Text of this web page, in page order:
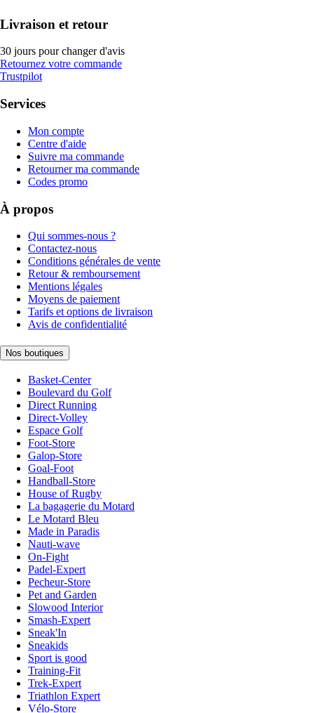
Livraison et retour
30 jours pour changer d'avis
Retournez votre commande
Trustpilot
Services
Mon compte
Centre d'aide
Suivre ma commande
Retourner ma commande
Codes promo
À propos
Qui sommes-nous ?
Contactez-nous
Conditions générales de vente
Retour & remboursement
Mentions légales
Moyens de paiement
Tarifs et options de livraison
Avis de confidentialité
Nos boutiques
Basket-Center
Boulevard du Golf
Direct Running
Direct-Volley
Espace Golf
Foot-Store
Galop-Store
Goal-Foot
Handball-Store
House of Rugby
La bagagerie du Motard
Le Motard Bleu
Made in Paradis
Nauti-wave
On-Fight
Padel-Expert
Pecheur-Store
Pet and Garden
Slowood Interior
Smash-Expert
Sneak'In
Sneakids
Sport is good
Training-Fit
Trek-Expert
Triathlon Expert
Vélo-Store